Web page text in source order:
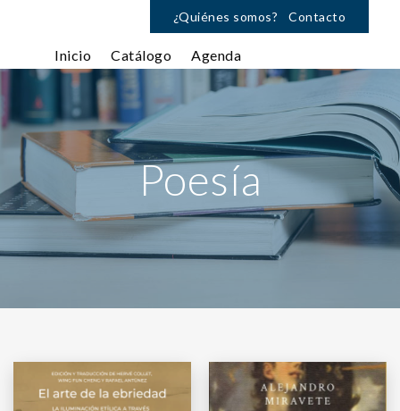
¿Quiénes somos? Contacto
Inicio Catálogo Agenda
Poesía